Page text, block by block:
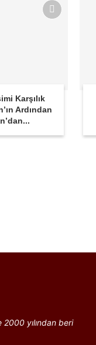
Karşılık
Ardından
yılından beri